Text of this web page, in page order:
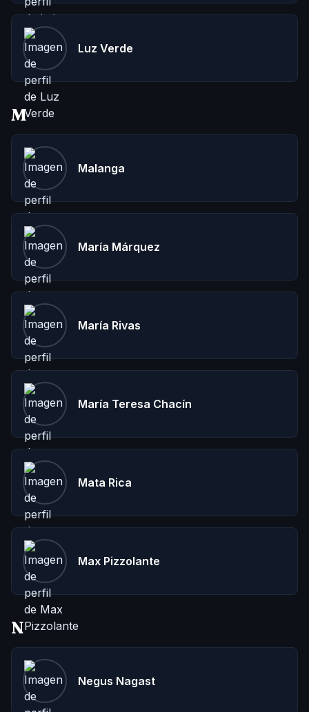
Luz Verde
M
Malanga
María Márquez
María Rivas
María Teresa Chacín
Mata Rica
Max Pizzolante
N
Negus Nagast